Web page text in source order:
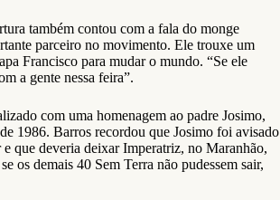
também contou com a fala do monge
parceiro no movimento. Ele trouxe um
Francisco para mudar o mundo. “Se ele
a gente nessa feira”.
com uma homenagem ao padre Josimo,
1986. Barros recordou que Josimo foi avisado
que deveria deixar Imperatriz, no Maranhão,
os demais 40 Sem Terra não pudessem sair,